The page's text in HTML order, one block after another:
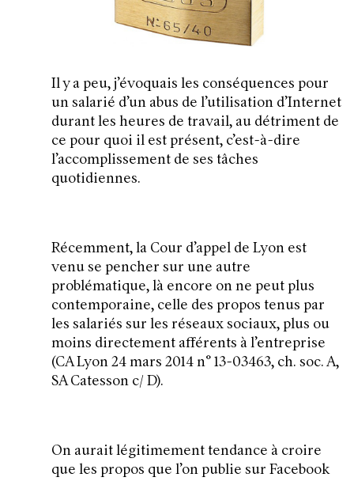
Il y a peu, j’évoquais les conséquences pour
un salarié d’un abus de l’utilisation d’Internet
durant les heures de travail, au détriment de
ce pour quoi il est présent, c’est-à-dire
l’accomplissement de sestâches
quotidiennes.
Récemment, la Cour d’appel de Lyon est
venu se pencher sur une autre
problématique, là encore on ne peut plus
contemporaine, celle des propos tenus par
les salariés sur les réseaux sociaux, plus ou
moins directement afférents à l’entreprise
(CA Lyon 24 mars 2014 n° 13-03463, ch. soc. A,
SA Catesson c/ D).
On aurait légitimement tendance à croire
que les propos que l’on publie sur Facebook